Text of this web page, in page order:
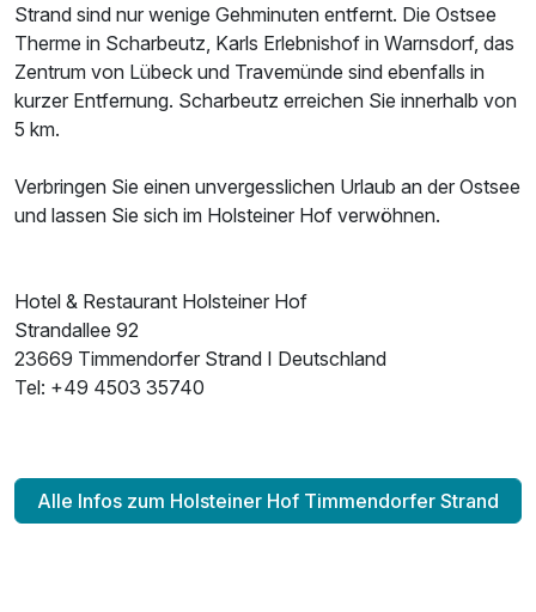
Strand sind nur wenige Gehminuten entfernt. Die Ostsee
Therme in Scharbeutz, Karls Erlebnishof in Warnsdorf, das
Zentrum von Lübeck und Travemünde sind ebenfalls in
kurzer Entfernung. Scharbeutz erreichen Sie innerhalb von
5 km.
Verbringen Sie einen unvergesslichen Urlaub an der Ostsee
und lassen Sie sich im Holsteiner Hof verwöhnen.
Hotel & Restaurant Holsteiner Hof
Strandallee 92
23669 Timmendorfer Strand I Deutschland
Tel: +49 4503 35740
Alle Infos zum Holsteiner Hof Timmendorfer Strand